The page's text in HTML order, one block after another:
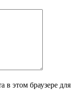
в этом браузере для